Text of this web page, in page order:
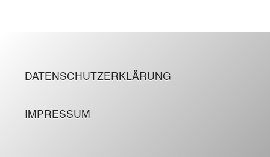
DATENSCHUTZERKLÄRUNG
IMPRESSUM